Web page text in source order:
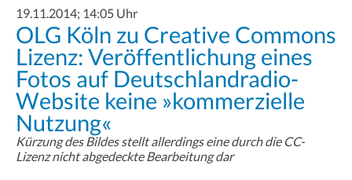
19.11.2014; 14:05 Uhr
OLG Köln zu Creative Commons
Lizenz: Veröffentlichung eines
Fotos auf Deutschlandradio-
Website keine »kommerzielle
Nutzung«
Kürzung des Bildes stellt allerdings eine durch die CC-
Lizenz nicht abgedeckte Bearbeitung dar